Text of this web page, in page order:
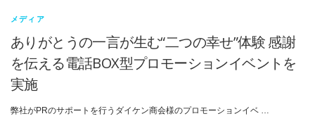
メディア
ありがとうの一言が生む“二つの幸せ”体験 感謝
を伝える電話BOX型プロモーションイベントを
実施
弊社がPRのサポートを行うダイケン商会様のプロモーションイベ …